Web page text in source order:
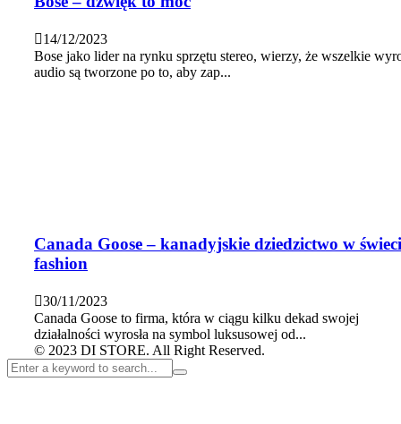
14/12/2023
Bose jako lider na rynku sprzętu stereo, wierzy, że wszelkie
audio są tworzone po to, aby zap...
Canada Goose – kanadyjskie dziedzictwo w
fashion
30/11/2023
Canada Goose to firma, która w ciągu kilku dekad swojej
działalności wyrosła na symbol luksusowej od...
© 2023 DI STORE. All Right Reserved.